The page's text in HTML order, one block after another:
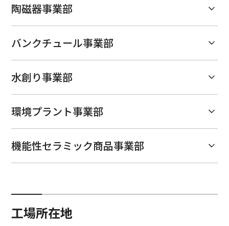
陶磁器事業部
バンクチュール事業部
水創り事業部
環境プラント事業部
機能性セラミック商品事業部
工場所在地